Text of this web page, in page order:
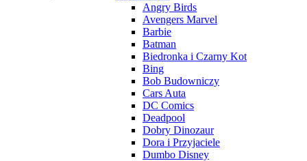
Angry Birds
Avengers Marvel
Barbie
Batman
Biedronka i Czarny Kot
Bing
Bob Budowniczy
Cars Auta
DC Comics
Deadpool
Dobry Dinozaur
Dora i Przyjaciele
Dumbo Disney